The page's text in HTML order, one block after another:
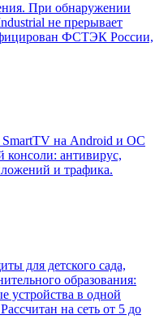
При обнаружении
не прерывает
ФСТЭК России,
SmartTV на Android и ОС
консоли: антивирус,
и трафика.
для детского сада,
образования:
устройства в одной
на сеть от 5 до